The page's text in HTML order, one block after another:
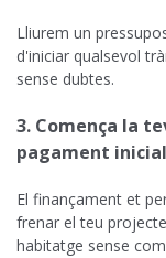
Lliurem un
d'iniciar qualsevol
sense dubtes.
3. Comença la
pagament inicial
El finançament et
frenar el teu
habitatge sense